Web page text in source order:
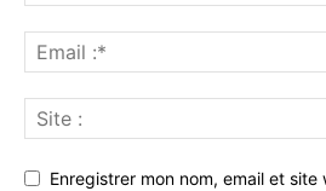
Enregistrer mon nom, email et